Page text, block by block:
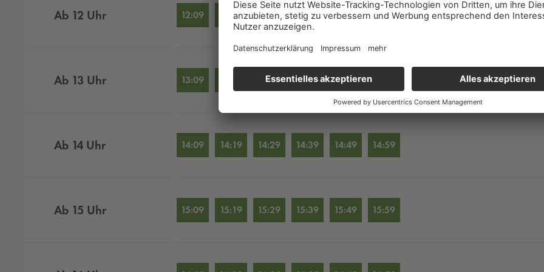
Ab 12 Uhr 12:09 12:19 12:29 12:39 12:49 12:59
Ab 13 Uhr 13:09 13:29 13:39 13:49
Ab 14 Uhr 14:09 14:19 14:29 14:39 14:49 14:59
Ab 15 Uhr 15:09 15:19 15:29 15:39 15:49 15:59